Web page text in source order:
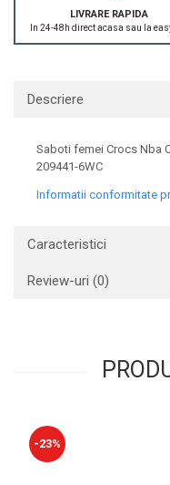
LIVRARE RAPIDA
In 24-48h direct acasa sau la
Descriere
Saboti femei Crocs Nba
209441-6WC
Informatii conformitate
Caracteristici
Review-uri (0)
-23%